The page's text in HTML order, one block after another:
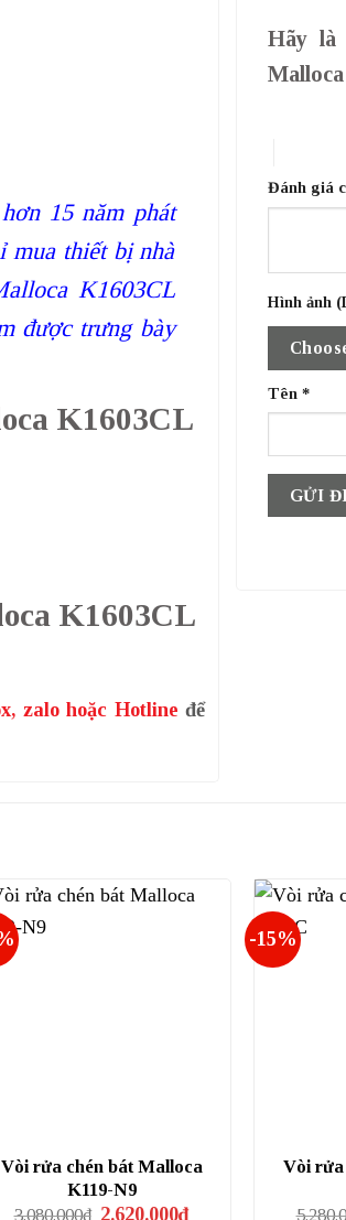
15 năm phát
mua thiết bị nhà
K1603CL
được trưng bày
K1603CL
K1603CL
zalo hoặc Hotline để
Hãy là
Đánh giá
Hình ảnh
Tên*
Vòi rửa chén bát Malloca
K119-N9
3.080.000₫ Giá
2.620.000₫Giá
-15%
Vòi rửa